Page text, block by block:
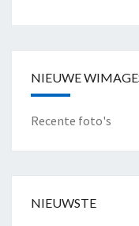
NIEUWE
Recente foto's
NIEUWSTE